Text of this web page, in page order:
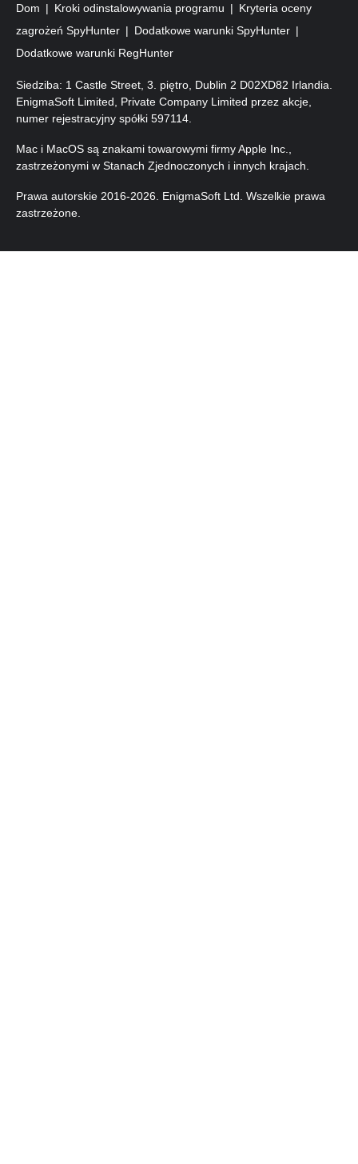
Dom Kroki odinstalowywania programu
Kryteria oceny
zagrożeń SpyHunter
Dodatkowe warunki SpyHunter
Dodatkowe warunki RegHunter
Siedziba: 1 Castle Street, 3. piętro, Dublin 2 D02XD82 Irlandia.
EnigmaSoft Limited, Private Company Limited przez akcje,
numer rejestracyjny spółki 597114.
Mac i MacOS są znakami towarowymi firmy Apple Inc.,
zastrzeżonymi w Stanach Zjednoczonych i innych krajach.
Prawa autorskie 2016-2026. EnigmaSoft Ltd. Wszelkie prawa
zastrzeżone.